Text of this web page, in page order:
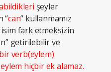
şeyler
“can” kullanmamız
fark etmeksizin
getirilebilir ve
verb(eylem)
hiçbir ek alamaz.